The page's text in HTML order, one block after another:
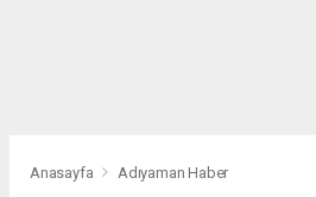
Anasayfa Adıyaman Haber